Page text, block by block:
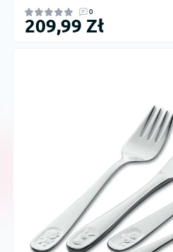
0
209,99 Zł